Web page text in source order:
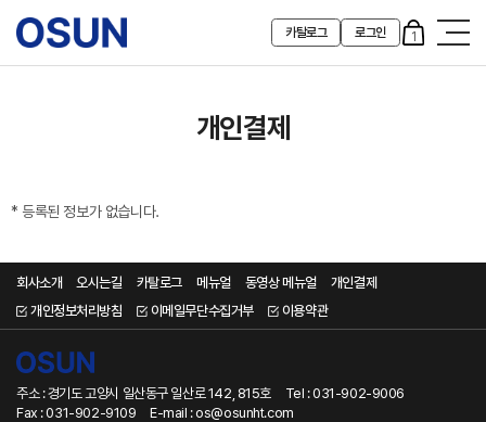
카탈로그 로그인 1
개인결제
* 등록된 정보가 없습니다.
회사소개 오시는길 카탈로그 메뉴얼 동영상 메뉴얼
개인결제
개인정보처리방침
이메일무단수집거부 이용약관
주소 : 경기도 고양시 일산동구 일산로 142, 815호
Tel : 031-902-9006
Fax : 031-902-9109
E-mail : os@osunht.com